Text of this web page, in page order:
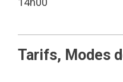
Tarifs, Modes